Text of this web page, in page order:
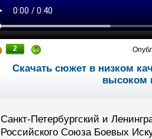
2
Скачать сюжет в низком
высоком
Санкт-Петербургский и
Российского Союза Боевых